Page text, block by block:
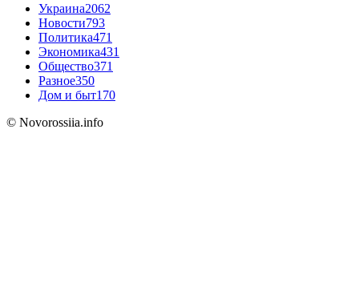
Украина2062
Новости793
Политика471
Экономика431
Общество371
Разное350
Дом и быт170
© Novorossiia.info